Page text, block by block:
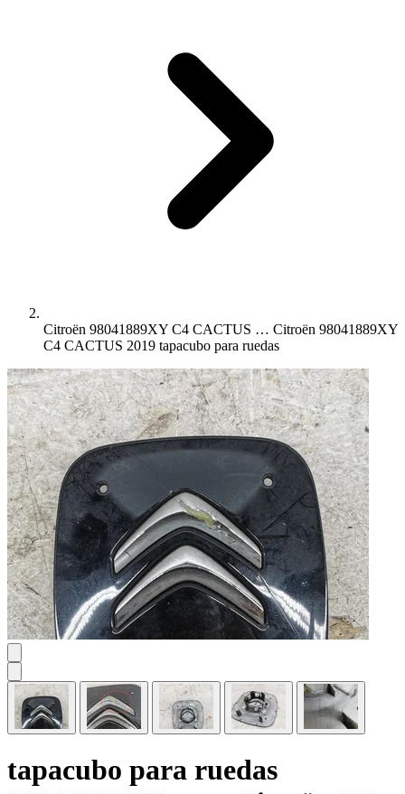
Citroën 98041889XY C4 CACTUS … Citroën 98041889XY
C4 CACTUS 2019 tapacubo para ruedas
tapacubo para ruedas